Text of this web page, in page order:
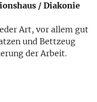
/ Diakonie
Art, vor allem gut
und Bettzeug
der Arbeit.